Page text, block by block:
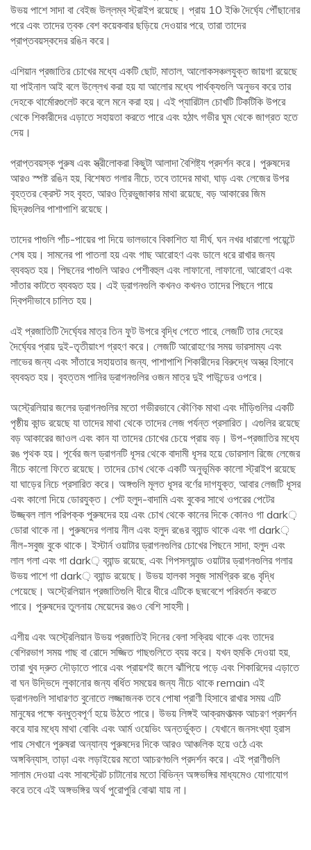
উভয় পাশে সাদা বা বেইজ উল্লম্ব স্ট্রাইপ রয়েছে। প্রায় 10 ইঞ্চি দৈর্ঘ্যে পৌঁছানোর
পরে এবং তাদের ত্বক বেশ কয়েকবার ছড়িয়ে দেওয়ার পরে, তারা তাদের
প্রাপ্তবয়স্কদের রঙিন করে।
এশিয়ান প্রজাতির চোখের মধ্যে একটি ছোট, মাতাল, আলোকসঞ্চলযুক্ত জায়গা রয়েছে
যা পাইনাল আই বলে উল্লেখ করা হয় যা আলোর মধ্যে পার্থক্যগুলি অনুভব করে তার
দেহকে থার্মোরগুলেট করে বলে মনে করা হয়। এই প্যারিটাল চোখটি টিকটিকি উপরে
থেকে শিকারীদের এড়াতে সহায়তা করতে পারে এবং হঠাৎ গভীর ঘুম থেকে জাগ্রত হতে
দেয়।
প্রাপ্তবয়স্ক পুরুষ এবং স্ত্রীলোকরা কিছুটা আলাদা বৈশিষ্ট্য প্রদর্শন করে। পুরুষদের
আরও স্পষ্ট রঙিন হয়, বিশেষত গলার নীচে, তবে তাদের মাথা, ঘাড় এবং লেজের উপর
বৃহত্তর ক্রেস্ট সহ বৃহত, আরও ত্রিভুজাকার মাথা রয়েছে, বড় আকারের জিম
ছিদ্রগুলির পাশাপাশি রয়েছে।
তাদের পাগুলি পাঁচ-পায়ের পা দিয়ে ভালভাবে বিকাশিত যা দীর্ঘ, ঘন নখর ধারালো পয়েন্টে
শেষ হয়। সামনের পা পাতলা হয় এবং গাছ আরোহণ এবং ডালে ধরে রাখার জন্য
ব্যবহৃত হয়। পিছনের পাগুলি আরও পেশীবহুল এবং লাফানো, লাফানো, আরোহণ এবং
সাঁতার কাটতে ব্যবহৃত হয়। এই ড্রাগনগুলি কখনও কখনও তাদের পিছনে পায়ে
দ্বিপদীভাবে চালিত হয়।
এই প্রজাতিটি দৈর্ঘ্যের মাত্র তিন ফুট উপরে বৃদ্ধি পেতে পারে, লেজটি তার দেহের
দৈর্ঘ্যের প্রায় দুই-তৃতীয়াংশ গ্রহণ করে। লেজটি আরোহণের সময় ভারসাম্য এবং
লাভের জন্য এবং সাঁতারে সহায়তার জন্য, পাশাপাশি শিকারীদের বিরুদ্ধে অস্ত্র হিসাবে
ব্যবহৃত হয়। বৃহত্তম পানির ড্রাগনগুলির ওজন মাত্র দুই পাউন্ডের ওপরে।
অস্ট্রেলিয়ার জলের ড্রাগনগুলির মতো গভীরভাবে কৌণিক মাথা এবং দাঁড়িগুলির একটি
পৃষ্ঠীয় কান্ড রয়েছে যা তাদের মাথা থেকে তাদের লেজ পর্যন্ত প্রসারিত। এগুলির রয়েছে
বড় আকারের জাওল এবং কান যা তাদের চোখের চেয়ে প্রায় বড়। উপ-প্রজাতির মধ্যে
রঙ পৃথক হয়। পূর্বের জল ড্রাগনটি ধূসর থেকে বাদামী ধূসর হয়ে ডোরসাল রিজে লেজের
নীচে কালো ফিতে রয়েছে। তাদের চোখ থেকে একটি অনুভূমিক কালো স্ট্রাইপ রয়েছে
যা ঘাড়ের নিচে প্রসারিত করে। অঙ্গগুলি মূলত ধূসর বর্ণের দাগযুক্ত, আবার লেজটি ধূসর
এবং কালো দিয়ে ডোরযুক্ত। পেট হলুদ-বাদামি এবং বুকের সাথে ওপরের পেটের
উজ্জ্বল লাল পরিপক্ক পুরুষদের হয় এবং চোখ থেকে কানের দিকে কোনও গা dark়
ডোরা থাকে না। পুরুষদের গলায় নীল এবং হলুদ রঙের ব্যান্ড থাকে এবং গা dark়
নীল-সবুজ বুকে থাকে। ইস্টার্ন ওয়াটার ড্রাগনগুলির চোখের পিছনে সাদা, হলুদ এবং
লাল গলা এবং গা dark় ব্যান্ড রয়েছে, এবং গিপসল্যান্ড ওয়াটার ড্রাগনগুলির গলার
উভয় পাশে গা dark় ব্যান্ড রয়েছে। উভয় হালকা সবুজ সামগ্রিক রঙে বৃদ্ধি
পেয়েছে। অস্ট্রেলিয়ান প্রজাতিগুলি ধীরে ধীরে এটিকে ছদ্মবেশে পরিবর্তন করতে
পারে। পুরুষদের তুলনায় মেয়েদের রঙও বেশি সাহসী।
এশীয় এবং অস্ট্রেলিয়ান উভয় প্রজাতিই দিনের বেলা সক্রিয় থাকে এবং তাদের
বেশিরভাগ সময় গাছ বা রোদে সজ্জিত গাছগুলিতে ব্যয় করে। যখন হুমকি দেওয়া হয়,
তারা খুব দ্রুত দৌড়াতে পারে এবং প্রায়শই জলে ঝাঁপিয়ে পড়ে এবং শিকারিদের এড়াতে
বা ঘন উদ্ভিদে লুকানোর জন্য বর্ধিত সময়ের জন্য নীচে থাকে remain এই
ড্রাগনগুলি সাধারণত বুনোতে লজ্জাজনক তবে পোষা প্রাণী হিসাবে রাখার সময় এটি
মানুষের পক্ষে বন্ধুত্বপূর্ণ হয়ে উঠতে পারে। উভয় লিঙ্গই আক্রমণাত্মক আচরণ প্রদর্শন
করে যার মধ্যে মাথা বোবিং এবং আর্ম ওয়েভিং অন্তর্ভুক্ত। যেখানে জনসংখ্যা হ্রাস
পায় সেখানে পুরুষরা অন্যান্য পুরুষদের দিকে আরও আঞ্চলিক হয়ে ওঠে এবং
অঙ্গবিন্যাস, তাড়া এবং লড়াইয়ের মতো আচরণগুলি প্রদর্শন করে। এই প্রাণীগুলি
সালাম দেওয়া এবং সাবস্ট্রেট চাটানোর মতো বিভিন্ন অঙ্গভঙ্গির মাধ্যমেও যোগাযোগ
করে তবে এই অঙ্গভঙ্গির অর্থ পুরোপুরি বোঝা যায় না।